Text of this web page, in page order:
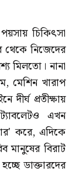
চিকিৎসা
থেকে নিজেদের
মিলতো। নানা
মেশিন খারাপ
প্রতীক্ষায়
এখন
করে, এদিকে
মানুষের বিরাট
ডাক্তারদের